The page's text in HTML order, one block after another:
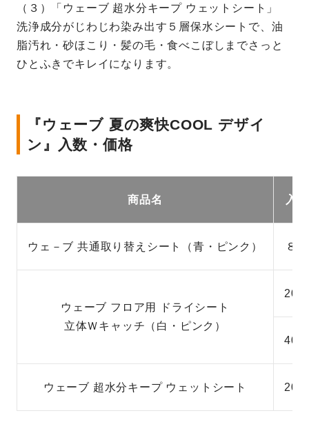
（３）「ウェーブ 超水分キープ ウェットシート」
洗浄成分がじわじわ染み出す５層保水シートで、油
脂汚れ・砂ほこり・髪の毛・食べこぼしまでさっと
ひとふきでキレイになります。
『ウェーブ 夏の爽快COOL デザイ
ン』入数・価格
商品名 入数
ウェ－ブ 共通取り替えシート（青・ピンク） ８枚
ウェーブ フロア用 ドライシート
立体Ｗキャッチ（白・ピンク）
20枚
40枚
ウェーブ 超水分キープ ウェットシート 20枚